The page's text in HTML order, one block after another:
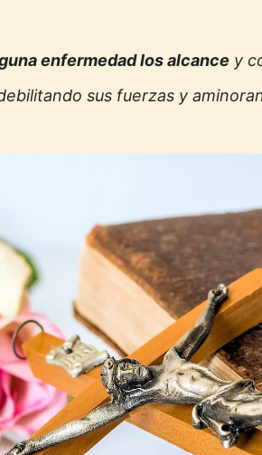
enfermedad los alcance y
sus fuerzas y